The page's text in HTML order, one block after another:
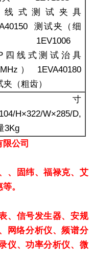
线式测试夹具
测试夹（细
1EV1006
四线式测试治具
） 1EVA40180
夹（粗齿）
寸
H×322/W×285/D,
3Kg
公司
、固纬、福禄克、艾
。
、信号发生器、安规
网络分析仪、频谱分
仪、功率分析仪、微